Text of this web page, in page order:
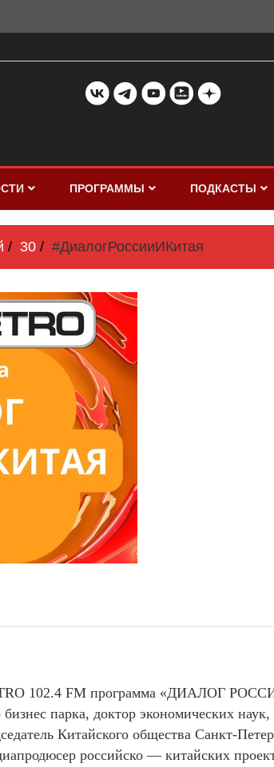
ПРОГРАММЫ ПОДКАСТЫ
30 #ДиалогРоссииИКитая
102.4 FM программа «ДИАЛОГ
парка, доктор экономических
Китайского общества Санкт-
российско — китайских